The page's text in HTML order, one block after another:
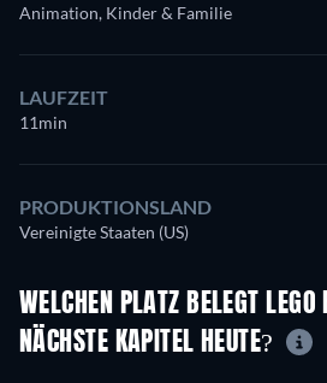
Animation, Kinder & Familie
LAUFZEIT
11min
PRODUKTIONSLAND
Vereinigte Staaten (US)
WELCHEN PLATZ BELEGT LEGO
NÄCHSTE KAPITEL HEUTE?